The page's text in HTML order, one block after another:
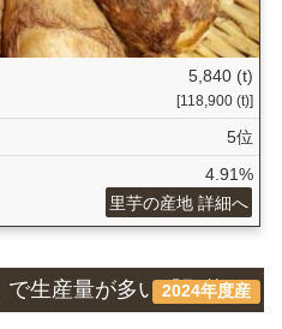
5,840 (t)
[118,900 (t)]
5位
4.91%
里芋の産地 詳細へ
2024年度産
で生産量が多い『野菜』